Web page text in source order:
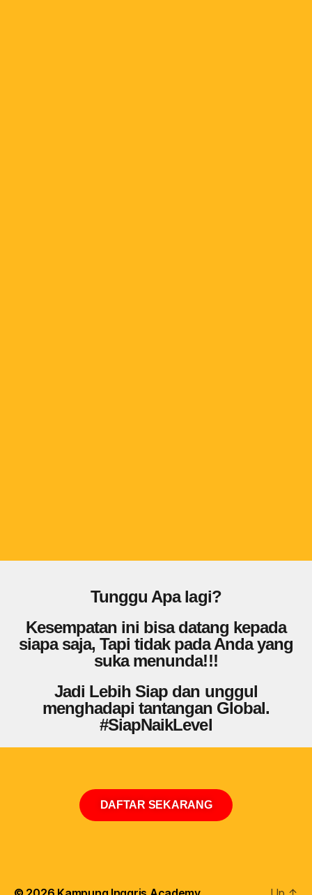
Tunggu Apa lagi?
Kesempatan ini bisa datang kepada
siapa saja, Tapi tidak pada Anda yang
suka menunda!!!
Jadi Lebih Siap dan unggul
menghadapi tantangan Global.
#SiapNaikLevel
DAFTAR SEKARANG